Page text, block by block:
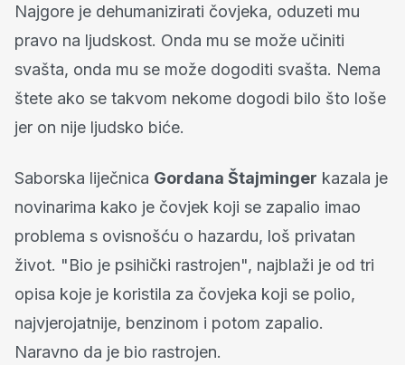
Najgore je dehumanizirati čovjeka, oduzeti mu
pravo na ljudskost. Onda mu se može učiniti
svašta, onda mu se može dogoditi svašta. Nema
štete ako se takvom nekome dogodi bilo što loše
jer on nije ljudsko biće.
Saborska liječnica Gordana Štajminger kazala je
novinarima kako je čovjek koji se zapalio imao
problema s ovisnošću o hazardu, loš privatan
život. "Bio je psihički rastrojen", najblaži je od tri
opisa koje je koristila za čovjeka koji se polio,
najvjerojatnije, benzinom i potom zapalio.
Naravno da je bio rastrojen.